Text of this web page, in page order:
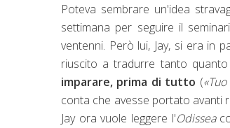
Poteva sembrare un'idea
settimana per seguire il
ventenni. Però lui, Jay, si era in
riuscito a tradurre tanto
imparare, prima di tutto (
conta che avesse portato avanti
Jay ora vuole leggere l'Odissea